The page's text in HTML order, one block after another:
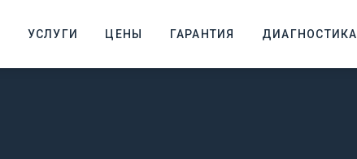
УСЛУГИ ЦЕНЫ ГАРАНТИЯ ДИАГНОСТИКА